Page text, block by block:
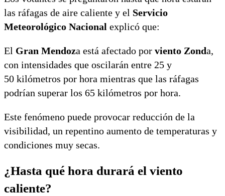
las ráfagas de aire caliente y el Servicio
Meteorológico Nacional explicó que:
El Gran Mendoza está afectado por viento Zonda,
con intensidades que oscilarán entre 25 y
50 kilómetros por hora mientras que las ráfagas
podrían superar los 65 kilómetros por hora.
Este fenómeno puede provocar reducción de la
visibilidad, un repentino aumento de temperaturas y
condiciones muy secas.
¿Hasta qué hora durará el viento
caliente?